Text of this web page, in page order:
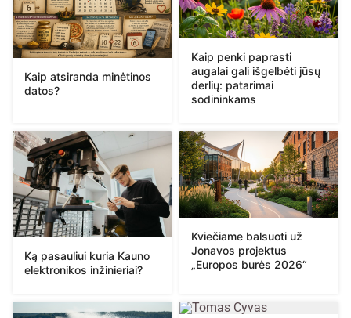
Kaip atsiranda minėtinos
datos?
Kaip penki paprasti
augalai gali išgelbėti jūsų
derlių: patarimai
sodininkams
Ką pasauliui kuria Kauno
elektronikos inžinieriai?
Kviečiame balsuoti už
Jonavos projektus
„Europos burės 2026“